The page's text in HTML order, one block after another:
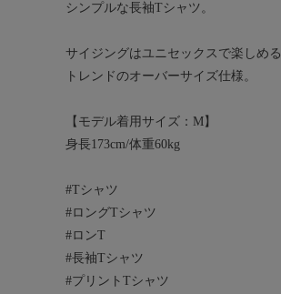
シンプルな長袖Tシャツ。
サイジングはユニセックスで楽しめる
トレンドのオーバーサイズ仕様。
【モデル着用サイズ：M】
身長173cm/体重60kg
#Tシャツ
#ロングTシャツ
#ロンT
#長袖Tシャツ
#プリントTシャツ